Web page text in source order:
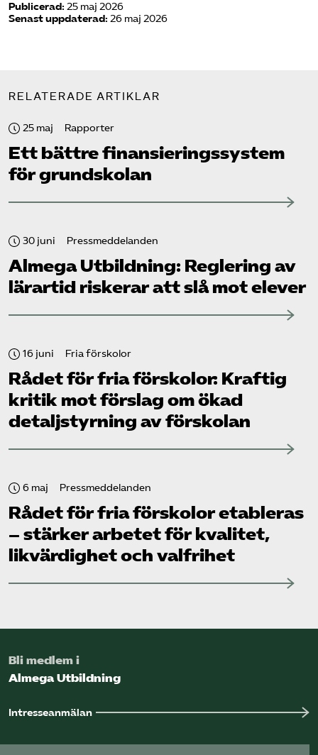
Publicerad: 25 maj 2026
Senast uppdaterad: 26 maj 2026
RELATERADE ARTIKLAR
25 maj Rapporter
Ett bättre finansieringssystem
för grundskolan
30 juni Pressmeddelanden
Almega Utbildning: Reglering av
lärartid riskerar att slå mot elever
16 juni Fria förskolor
Rådet för fria förskolor: Kraftig
kritik mot förslag om ökad
detaljstyrning av förskolan
6 maj Pressmeddelanden
Rådet för fria förskolor etableras
– stärker arbetet för kvalitet,
likvärdighet och valfrihet
Bli medlem i
Almega Utbildning
Intresseanmälan